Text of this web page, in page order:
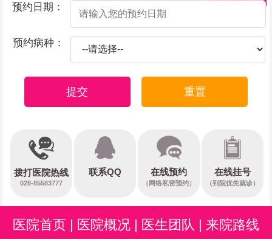
预约日期：
预约病种：
提交 重置
拨打医院热线
028-85583777
联系QQ 在线预约
（网络私密预约）
在线挂号
（到院优先就诊）
医院首页 | 医院概况 | 医生团队 | 来院路线